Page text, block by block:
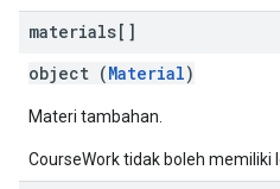
materials[]
object (Material)
Materi tambahan.
CourseWork tidak boleh memiliki